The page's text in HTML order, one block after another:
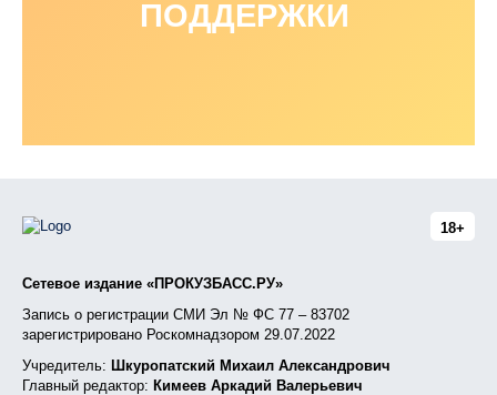
ПОДДЕРЖКИ
18+
Сетевое издание «ПРОКУЗБАСС.РУ»
Запись о регистрации СМИ Эл № ФС 77 – 83702
зарегистрировано Роскомнадзором 29.07.2022
Учредитель: Шкуропатский Михаил Александрович
Главный редактор: Кимеев Аркадий Валерьевич